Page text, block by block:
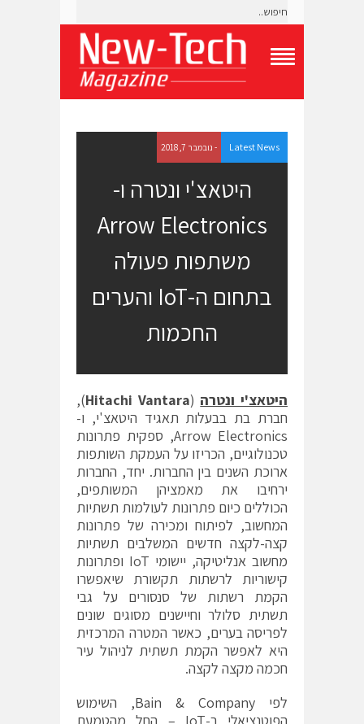
g
l
e
N
Latest News - נובמבר 7, 2018
היטאצ'י ונטרה ו-
Arrow Electronics
משתפות פעולה
בתחום ה-IoT והערים
החכמות
היטאצ'י ונטרה (
Hitachi Vantara
),
חברת בת בבעלות תאגיד היטאצ'י, ו-
Arrow Electronics, ספקית פתרונות
טכנולוגיים, הכריזו על העמקת השותפות
ארוכת השנים בין החברות. יחד, החברות
ירחיבו את מאמציהן המשותפים,
הכוללים כיום פתרונות לעולמות תשתיות
המחשוב, לפיתוח ומכירה של פתרונות
קצה-לקצה חדשים המשלבים תשתיות
מחשוב אנליטיקה, יישומי IoT ופתרונות
קישוריות לרשתות תקשורת שיאפשרו
הקמת רשתות של סנסורים על גבי
תשתית סלולר וחיישנים מסוגים שונים
לפריסה בערים, כאשר המטרה המרכזית
היא לאפשר הקמת תשתית לניהול עיר
חכמה מקצה לקצה.
לפי Bain & Company, השימוש
הפוטנציאלי ב-IoT – החל מהטמעת